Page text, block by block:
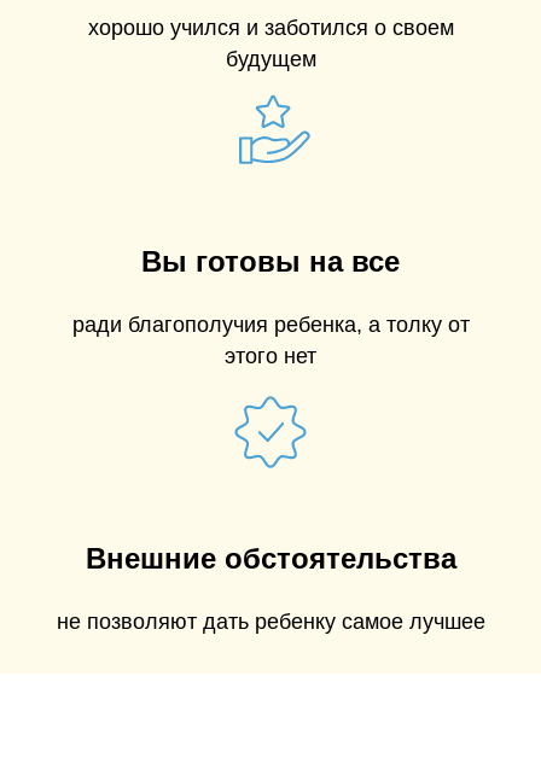
хорошо учился и заботился о своем
будущем
Вы готовы на все
ради благополучия ребенка, а толку от
этого нет
Внешние обстоятельства
не позволяют дать ребенку самое лучшее